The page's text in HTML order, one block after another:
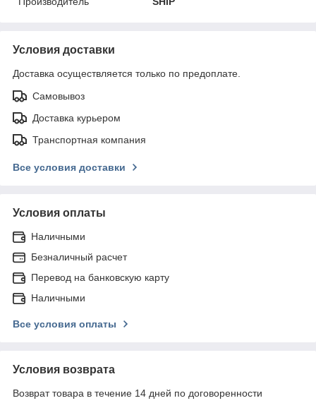
Условия доставки
Доставка осуществляется только по предоплате.
Самовывоз
Доставка курьером
Транспортная компания
Все условия доставки
Условия оплаты
Наличными
Безналичный расчет
Перевод на банковскую карту
Наличными
Все условия оплаты
Условия возврата
Возврат товара в течение 14 дней по договоренности